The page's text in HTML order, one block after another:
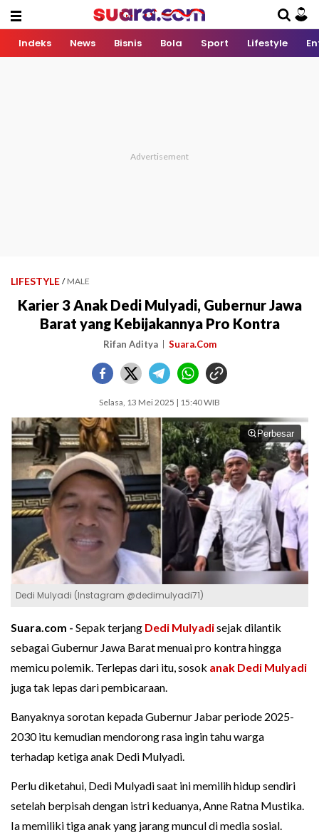
Indeks News Bisnis Bola Sport Lifestyle
LIFESTYLE / MALE
Karier 3 Anak Dedi Mulyadi, Gubernur Jawa
Barat yang Kebijakannya Pro Kontra
Rifan Aditya Suara.Com
Selasa, 13 Mei 2025 | 15:40 WIB
Perbesar
Dedi Mulyadi (Instagram @dedimulyadi71)
Suara.com - Sepak terjang Dedi Mulyadisejak dilantik
sebagai Gubernur Jawa Barat menuai pro kontra hingga
memicu polemik. Terlepas dari itu, sosok anak Dedi Mulyadi
juga tak lepas dari pembicaraan.
Banyaknya sorotan kepada Gubernur Jabar periode 2025-
2030 itu kemudian mendorong rasa ingin tahu warga
terhadap ketiga anak Dedi Mulyadi.
Perlu diketahui, Dedi Mulyadi saat ini memilih hidup sendiri
setelah berpisah dengan istri keduanya, Anne Ratna Mustika.
Ia memiliki tiga anak yang jarang muncul di media sosial.